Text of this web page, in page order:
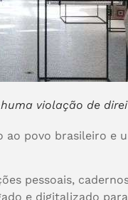
violação de
povo brasileiro e
pessoais,
e digitalizado